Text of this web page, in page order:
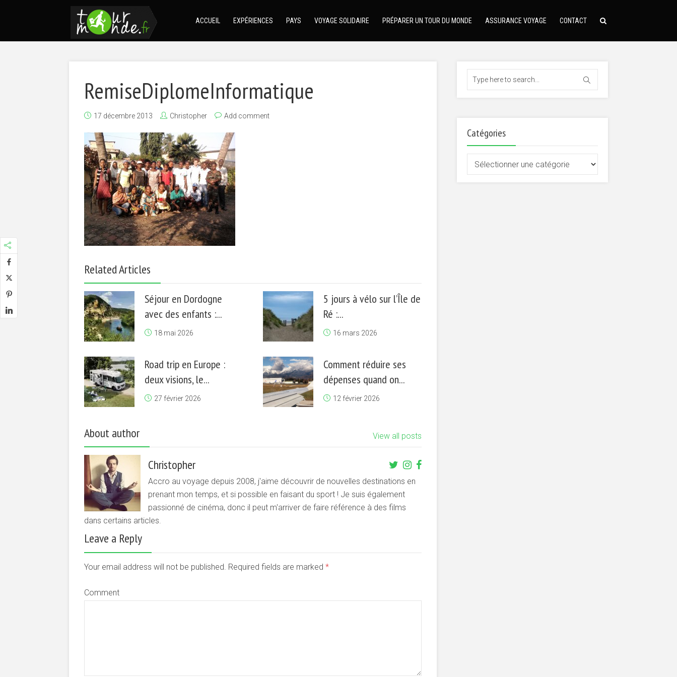
ACCUEIL EXPÉRIENCES PAYS VOYAGE SOLIDAIRE PRÉPARER UN TOUR DU MONDE ASSURANCE VOYAGE CONTACT
RemiseDiplomeInformatique
17 décembre 2013 Christopher Add comment
Related Articles
Séjour en Dordogne
avec des enfants :...
18 mai 2026
5 jours à vélo sur l’Île de
Ré :...
16 mars 2026
Road trip en Europe :
deux visions, le...
27 février 2026
Comment réduire ses
dépenses quand on...
12 février 2026
About author View all posts
Christopher
Accro au voyage depuis 2008, j'aime découvrir de nouvelles destinations en
prenant mon temps, et si possible en faisant du sport ! Je suis également
passionné de cinéma, donc il peut m'arriver de faire référence à des films
dans certains articles.
Leave a Reply
Your email address will not be published. Required fields are marked *
Comment
Catégories